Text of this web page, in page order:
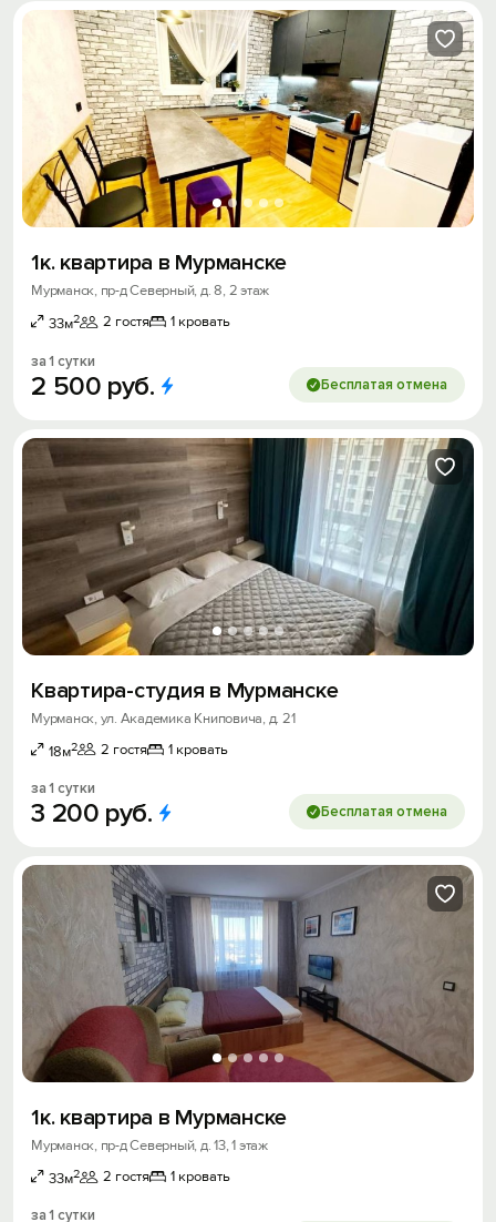
1к. квартира в Мурманске
Мурманск, пр-д Северный, д. 8, 2 этаж
33м2 2 гостя 1 кровать
за 1 сутки
2 500 руб. Бесплатая отмена
Квартира-студия в Мурманске
Мурманск, ул. Академика Книповича, д. 21
18м2 2 гостя 1 кровать
за 1 сутки
3 200 руб. Бесплатая отмена
1к. квартира в Мурманске
Мурманск, пр-д Северный, д. 13, 1 этаж
33м2 2 гостя 1 кровать
за 1 сутки